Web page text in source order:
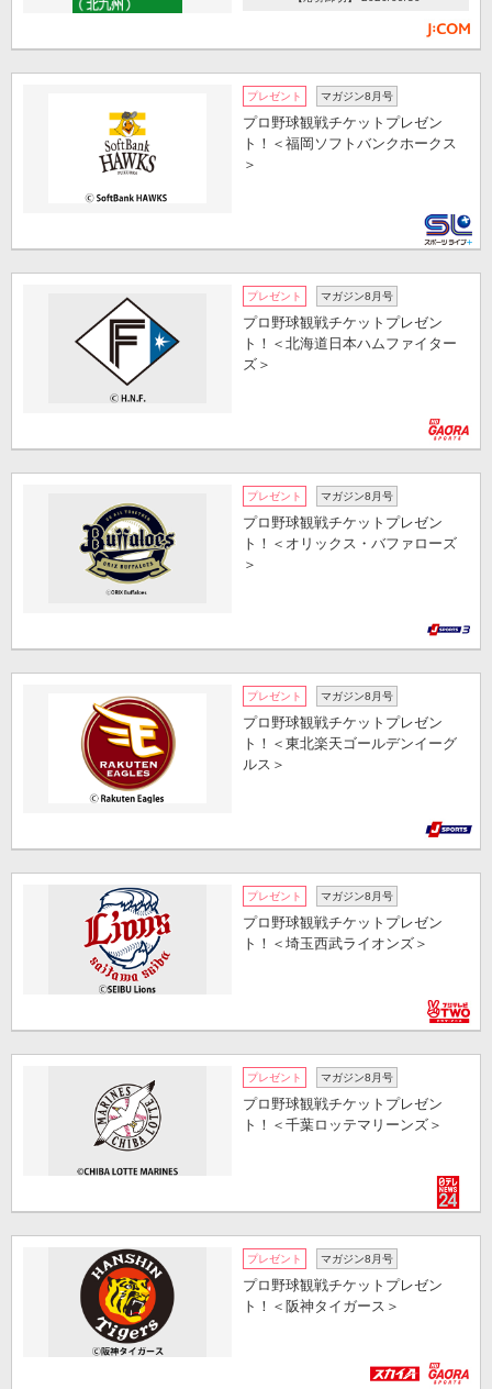
プレゼント マガジン8月号
プロ野球観戦チケットプレゼン
ト！＜福岡ソフトバンクホークス
＞
プレゼント マガジン8月号
プロ野球観戦チケットプレゼン
ト！＜北海道日本ハムファイター
ズ＞
プレゼント マガジン8月号
プロ野球観戦チケットプレゼン
ト！＜オリックス・バファローズ
＞
プレゼント マガジン8月号
プロ野球観戦チケットプレゼン
ト！＜東北楽天ゴールデンイーグ
ルス＞
プレゼント マガジン8月号
プロ野球観戦チケットプレゼン
ト！＜埼玉西武ライオンズ＞
プレゼント マガジン8月号
プロ野球観戦チケットプレゼン
ト！＜千葉ロッテマリーンズ＞
プレゼント マガジン8月号
プロ野球観戦チケットプレゼン
ト！＜阪神タイガース＞